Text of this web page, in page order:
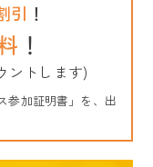
引 ！
！
ントします)
参加証明書」を、出